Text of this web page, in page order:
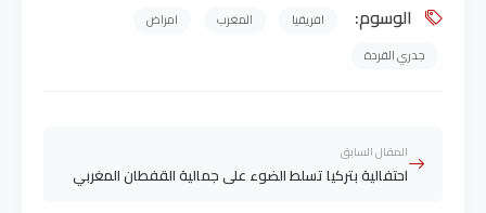
الوسوم: افريقيا المغرب
امراض
جدري القردة
المقال السابق
احتفالية بتركيا تسلط الضوء على جمالية القفطان المغربي